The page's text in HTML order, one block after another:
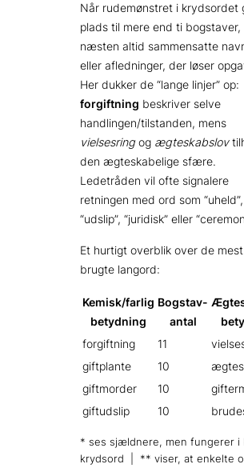
Når rudemønstret i krydsordet
plads til mere end ti
næsten altid sammensatte
eller afledninger, der løser
Her dukker de “lange linjer” op:
forgiftning beskriver selve
handlingen/tilstanden, mens
vielsesringog ægteskabslov
den ægteskabelige sfære.
Ledetråden vil ofte signalere
retningen med ord som “uheld”,
“udslip”, “juridisk” eller
Et hurtigt overblik over de mest
brugte langord:
Kemisk/farlig
betydning
Bogstav-
antal
forgiftning
11
giftplante
10
giftmorder
10
giftudslip
10
* ses sjældnere, men fungerer i
krydsord | ** viser, at enkelte